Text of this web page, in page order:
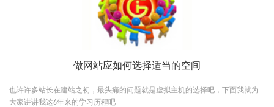
做网站应如何选择适当的空间
也许许多站长在建站之初，最头痛的问题就是虚拟主机的选择吧，下面我就为
大家讲讲我这6年来的学习历程吧